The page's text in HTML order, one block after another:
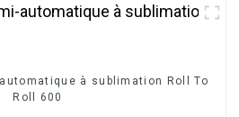
à sublimation Roll To
Roll 600